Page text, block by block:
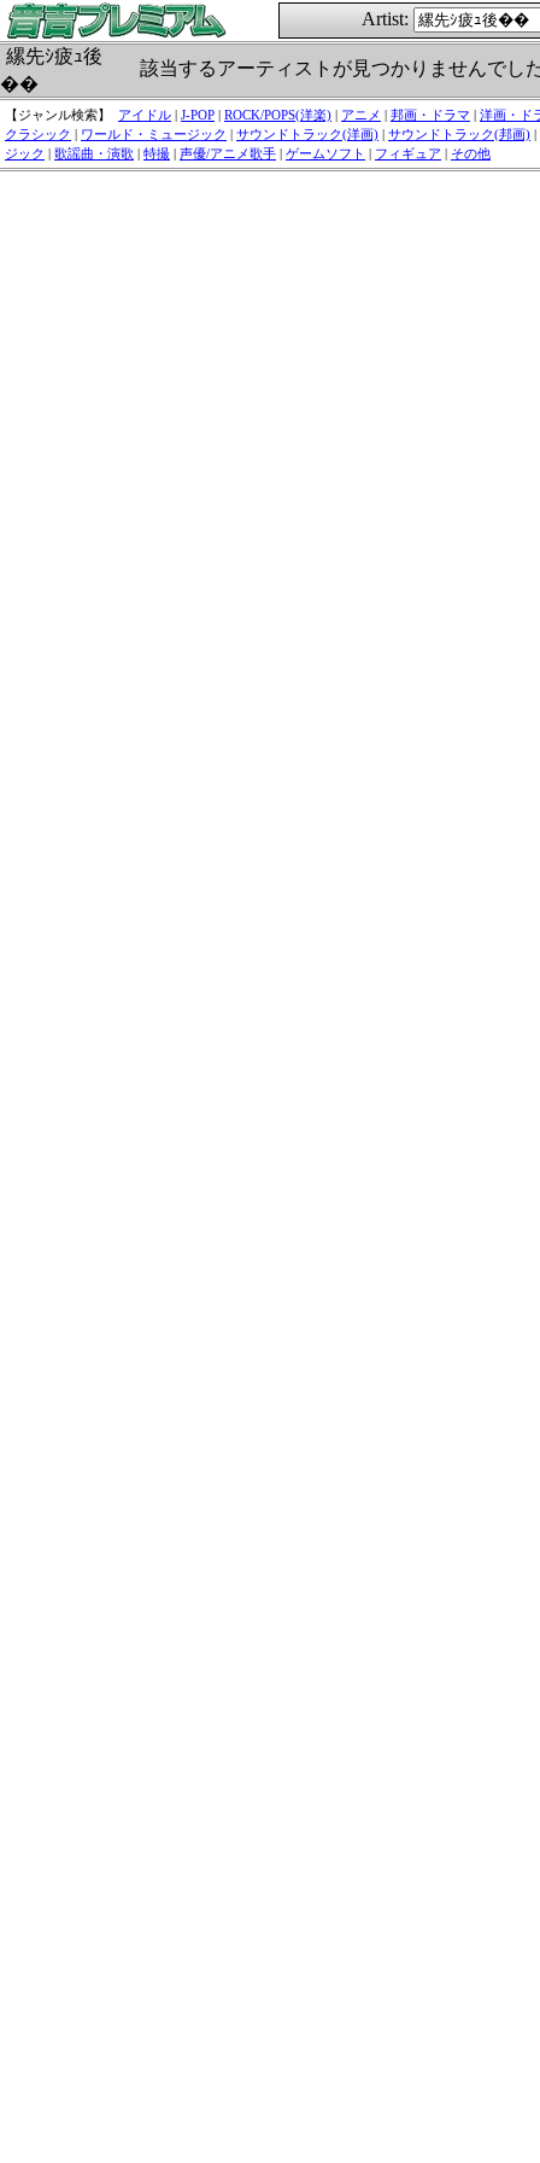
Artist:
縲先ｼ疲ｭ後
��
該当するアーティストが見つかりませんでし
【ジャンル検索】 アイドル | J-POP | ROCK/POPS(洋楽) | アニメ | 邦画・ドラマ | 洋画・ド
クラシック | ワールド・ミュージック | サウンドトラック(洋画) | サウンドトラック(邦画) |
ジック | 歌謡曲・演歌 | 特撮 | 声優/アニメ歌手 | ゲームソフト | フィギュア | その他